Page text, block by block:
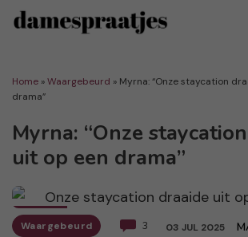
Home »Waargebeurd » Myrna: “Onze staycation
drama”
Myrna: “Onze
uit op een drama”
Waargebeurd 3 03 JUL 2025